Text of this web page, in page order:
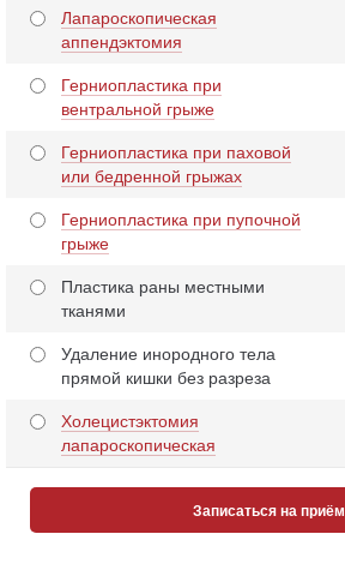
Лапароскопическая
аппендэктомия
Герниопластика при
вентральной грыже
Герниопластика при паховой
или бедренной грыжах
Герниопластика при пупочной
грыже
Пластика раны местными
тканями
Удаление инородного тела
прямой кишки без разреза
Холецистэктомия
лапароскопическая
Записаться на приём